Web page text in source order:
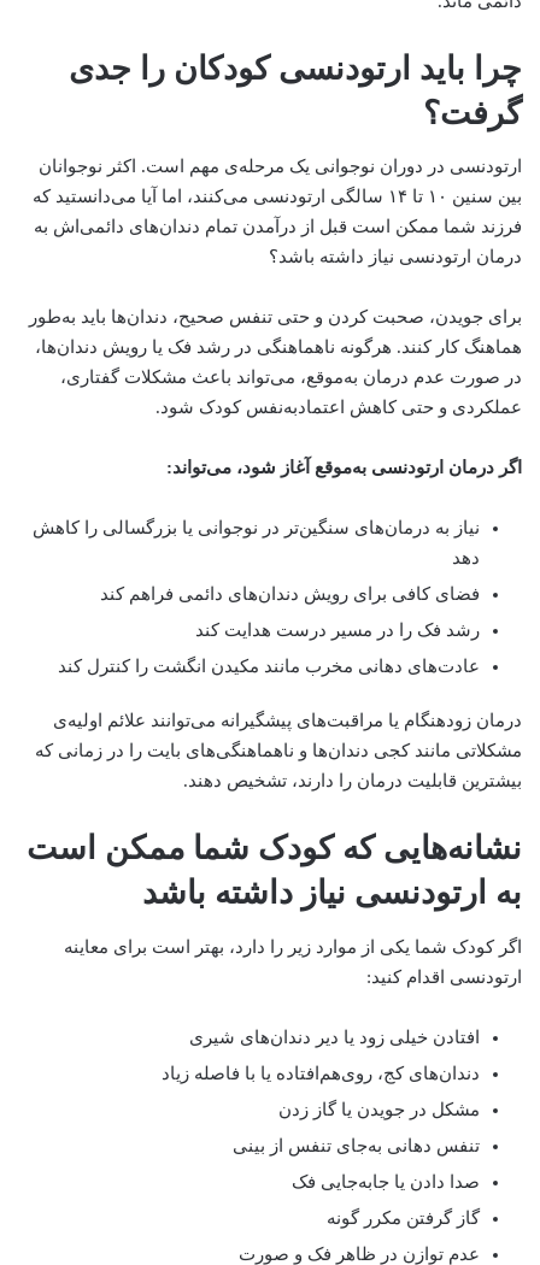
چرا باید ارتودنسی کودکان را جدی
گرفت؟
ارتودنسی در دوران نوجوانی یک مرحله‌ی مهم است. اکثر نوجوانان
بین سنین ۱۰ تا ۱۴ سالگی ارتودنسی می‌کنند، اما آیا می‌دانستید که
فرزند شما ممکن است قبل از درآمدن تمام دندان‌های دائمی‌اش به
درمان ارتودنسی نیاز داشته باشد؟
برای جویدن، صحبت کردن و حتی تنفس صحیح، دندان‌ها باید به‌طور
هماهنگ کار کنند. هرگونه ناهماهنگی در رشد فک یا رویش دندان‌ها،
در صورت عدم درمان به‌موقع، می‌تواند باعث مشکلات گفتاری،
عملکردی و حتی کاهش اعتمادبه‌نفس کودک شود.
اگر درمان ارتودنسی به‌موقع آغاز شود، می‌تواند:
نیاز به درمان‌های سنگین‌تر در نوجوانی یا بزرگسالی را کاهش
دهد
فضای کافی برای رویش دندان‌های دائمی فراهم کند
رشد فک را در مسیر درست هدایت کند
عادت‌های دهانی مخرب مانند مکیدن انگشت را کنترل کند
درمان زودهنگام یا مراقبت‌های پیشگیرانه می‌توانند علائم اولیه‌ی
مشکلاتی مانند کجی دندان‌ها و ناهماهنگی‌های بایت را در زمانی که
بیشترین قابلیت درمان را دارند، تشخیص دهند.
نشانه‌هایی که کودک شما ممکن است
به ارتودنسی نیاز داشته باشد
اگر کودک شما یکی از موارد زیر را دارد، بهتر است برای معاینه
ارتودنسی اقدام کنید:
افتادن خیلی زود یا دیر دندان‌های شیری
دندان‌های کج، روی‌هم‌افتاده یا با فاصله زیاد
مشکل در جویدن یا گاز زدن
تنفس دهانی به‌جای تنفس از بینی
صدا دادن یا جابه‌جایی فک
گاز گرفتن مکرر گونه
عدم توازن در ظاهر فک و صورت